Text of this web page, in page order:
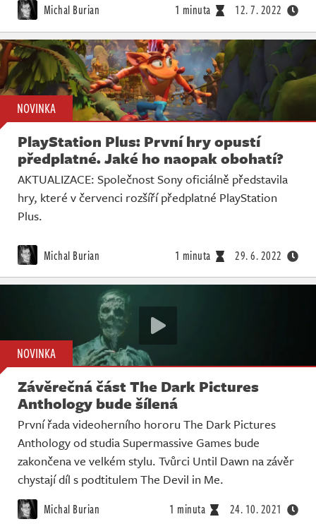
Michal Burian 1 minuta 12. 7. 2022
NOVINKA
PlayStation Plus: První hry opustí
předplatné. Jaké ho naopak obohatí?
AKTUALIZACE: Společnost Sony oficiálně představila
hry, které v červenci rozšíří předplatné PlayStation
Plus.
Michal Burian 1 minuta 29. 6. 2022
NOVINKA
Závěrečná část The Dark Pictures
Anthology bude šílená
První řada videoherního hororu The Dark Pictures
Anthology od studia Supermassive Games bude
zakončena ve velkém stylu. Tvůrci Until Dawn na závěr
chystají díl s podtitulem The Devil in Me.
Michal Burian 1 minuta 24. 10. 2021